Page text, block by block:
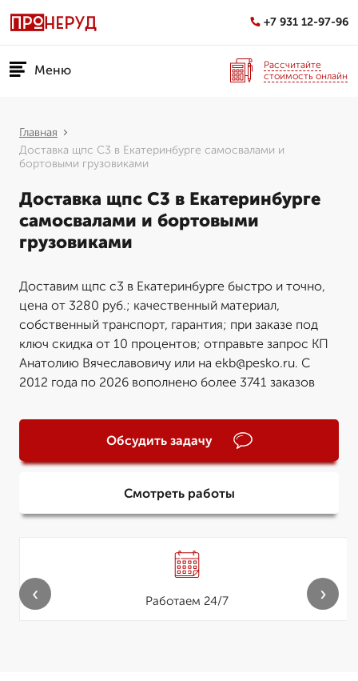
+7 931 12-97-96
Меню
Рассчитайте
стоимость онлайн
Главная
Доставка щпс С3 в Екатеринбурге самосвалами и
бортовыми грузовиками
Доставка щпс С3 в Екатеринбурге
самосвалами и бортовыми
грузовиками
Доставим щпс с3 в Екатеринбурге быстро и точно,
цена от 3280 руб.; качественный материал,
собственный транспорт, гарантия; при заказе под
ключ скидка от 10 процентов; отправьте запрос КП
Анатолию Вячеславовичу или на ekb@pesko.ru. С
2012 года по 2026 вополнено более 3741 заказов
Обсудить задачу
Смотреть работы
Работаем 24/7
‹ ›